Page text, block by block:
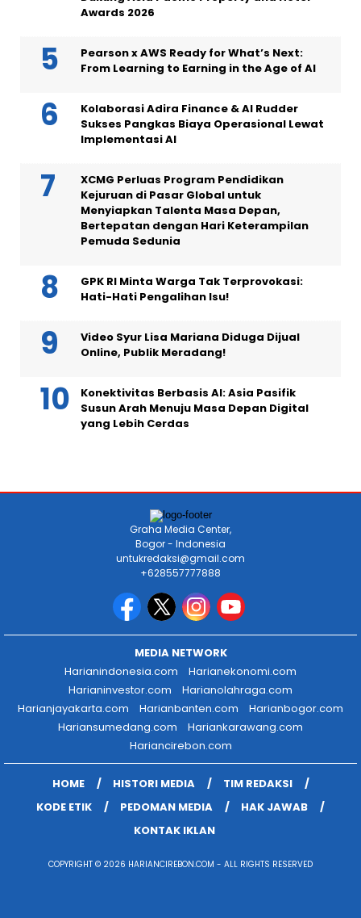
Awards 2026
Pearson x AWS Ready for What’s Next:
From Learning to Earning in the Age of AI
Kolaborasi Adira Finance & AI Rudder
Sukses Pangkas Biaya Operasional Lewat
Implementasi AI
XCMG Perluas Program Pendidikan
Kejuruan di Pasar Global untuk
Menyiapkan Talenta Masa Depan,
Bertepatan dengan Hari Keterampilan
Pemuda Sedunia
GPK RI Minta Warga Tak Terprovokasi:
Hati-Hati Pengalihan Isu!
Video Syur Lisa Mariana Diduga Dijual
Online, Publik Meradang!
Konektivitas Berbasis AI: Asia Pasifik
Susun Arah Menuju Masa Depan Digital
yang Lebih Cerdas
Graha Media Center,
Bogor - Indonesia
untukredaksi@gmail.com
+628557777888
MEDIA NETWORK
Harianindonesia.com
Harianekonomi.com
Harianinvestor.com
Harianolahraga.com
Harianjayakarta.com
Harianbanten.com
Harianbogor.com
Hariansumedang.com
Hariankarawang.com
Hariancirebon.com
HOME HISTORI MEDIA
TIM REDAKSI
KODE ETIK
PEDOMAN MEDIA
HAK JAWAB
KONTAK IKLAN
COPYRIGHT © 2026 HARIANCIREBON.COM - ALL RIGHTS RESERVED